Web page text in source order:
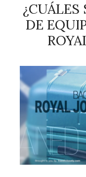
¿CUÁLES
DE